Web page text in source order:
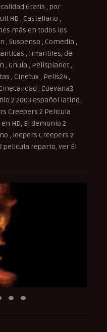
Gratis , por
HD , Castellano ,
más en todos los
, Suspenso , Comedia ,
, Infantiles, de
Gnula , Pelisplanet ,
, Cinetux , Pelis24 ,
, Cuevana3,
2 2003 español latino ,
Creepers 2 Pelicula
HD, El demonio 2
, Jeepers Creepers 2
pelicula reparto, ver El